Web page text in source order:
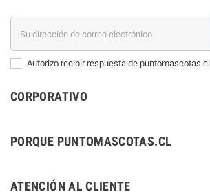
Autorizo recibir respuesta de puntomascotas.cl
CORPORATIVO
PORQUE PUNTOMASCOTAS.CL
ATENCIÓN AL CLIENTE